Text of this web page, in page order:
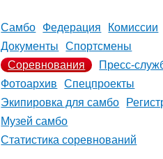
Самбо Федерация
Комиссии
Документы
Спортсмены
Соревнования
Пресс-
Фотоархив
Спецпроекты
Экипировка для самбо
Музей самбо
Статистика соревнований